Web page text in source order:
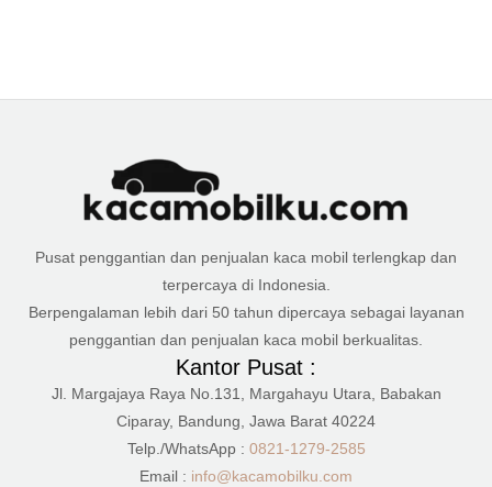
Pusat penggantian dan penjualan kaca mobil terlengkap dan
terpercaya di Indonesia.
Berpengalaman lebih dari 50 tahun dipercaya sebagai layanan
penggantian dan penjualan kaca mobil berkualitas.
Kantor Pusat :
Jl. Margajaya Raya No.131, Margahayu Utara, Babakan
Ciparay, Bandung, Jawa Barat 40224
Telp./WhatsApp : 0821-1279-2585
Email : info@kacamobilku.com